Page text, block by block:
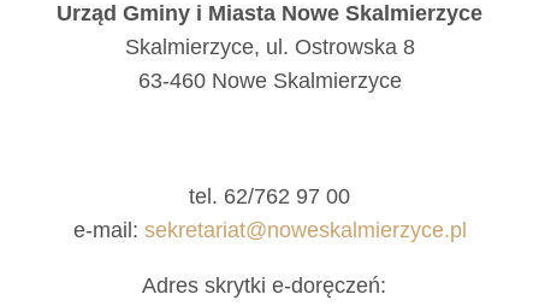
Urząd Gminy i Miasta Nowe Skalmierzyce
Skalmierzyce, ul. Ostrowska 8
63-460 Nowe Skalmierzyce
tel. 62/762 97 00
e-mail: sekretariat@noweskalmierzyce.pl
Adres skrytki e-doręczeń: